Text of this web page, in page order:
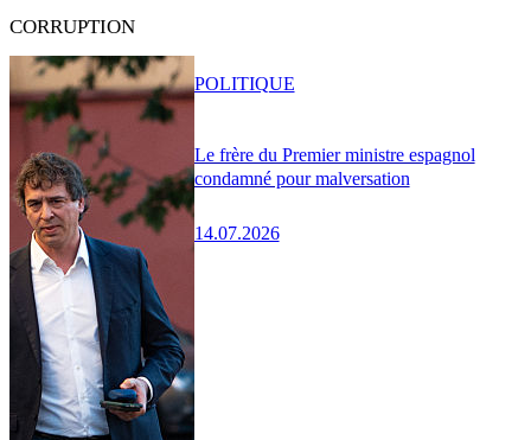
CORRUPTION
Le frère du Premier ministre espagnol
condamné pour malversation
14.07.2026
POLITIQUE